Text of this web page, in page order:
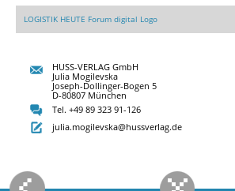
HUSS-VERLAG GmbH
Julia Mogilevska
Joseph-Dollinger-Bogen 5
D-80807 München
Tel. +49 89 323 91-126
julia.mogilevska@hussverlag.de
LOGISTIK HEUTE Forum digital Logo